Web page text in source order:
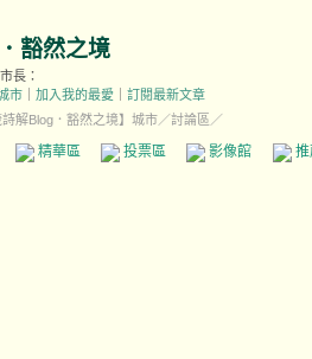
豁然之境
長：
市 加入我的最愛
訂閱最新文章
詩解Blog．豁然之境】城市／討論區／
精華區 投票區 影像館